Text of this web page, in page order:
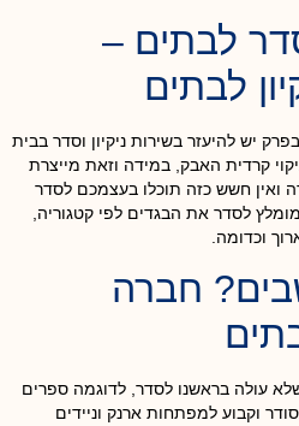
לבתים –
לבתים
יש להיעזר בשירות ניקיון וסדר בבית
קרדית האבק, במידה וזאת מייצרת
ואין חשש כזה תוכלו בעצמכם לסדר
לסדר את הבגדים לפי קטגוריה,
וכדומה.
חברה
עולה בראשנו לסדר, לדוגמה ספרים
וקבוע למפתחות ארנק וניידים